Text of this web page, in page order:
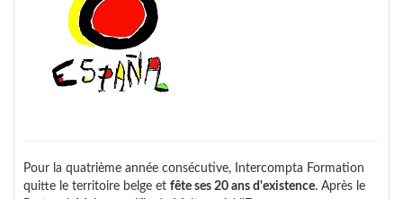
Pour la quatrième année consécutive, Intercompta Formation
quitte le territoire belge et fête ses 20 ans d'existence. Après le